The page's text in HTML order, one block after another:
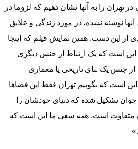
تهران را به آنها نشان دهیم که لزوما در
نوشته نشده، در مورد زندگی و علایق
از این دست. همین نمایش فیلم که اینجا
این است که یک ارتباط از جنس دیگری
از جنس یک بنای تاریخی یا معماری
است که بگوییم تهران فقط این فضاها
تشکیل شده که دنیای خودشان را
متفاوت است. همه سعی ما این است که